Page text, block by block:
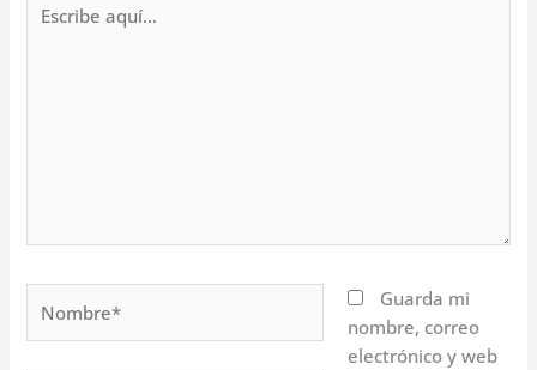
aquí...
Guarda mi
nombre, correo
electrónico y web